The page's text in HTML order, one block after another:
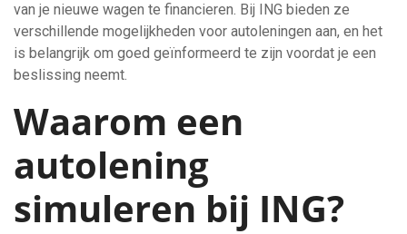
van je nieuwe wagen te financieren. Bij ING bieden ze
verschillende mogelijkheden voor autoleningen aan, en het
is belangrijk om goed geïnformeerd te zijn voordat je een
beslissing neemt.
Waarom een
autolening
simuleren bij ING?